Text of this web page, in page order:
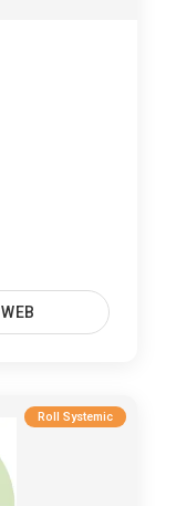
WEB
Roll Systemic